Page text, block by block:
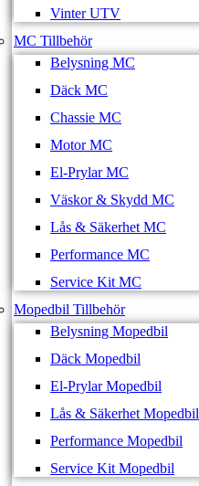
Vinter UTV
MC Tillbehör
Belysning MC
Däck MC
Chassie MC
Motor MC
El-Prylar MC
Väskor & Skydd MC
Lås & Säkerhet MC
Performance MC
Service Kit MC
Mopedbil Tillbehör
Belysning Mopedbil
Däck Mopedbil
El-Prylar Mopedbil
Lås & Säkerhet Mopedbil
Performance Mopedbil
Service Kit Mopedbil